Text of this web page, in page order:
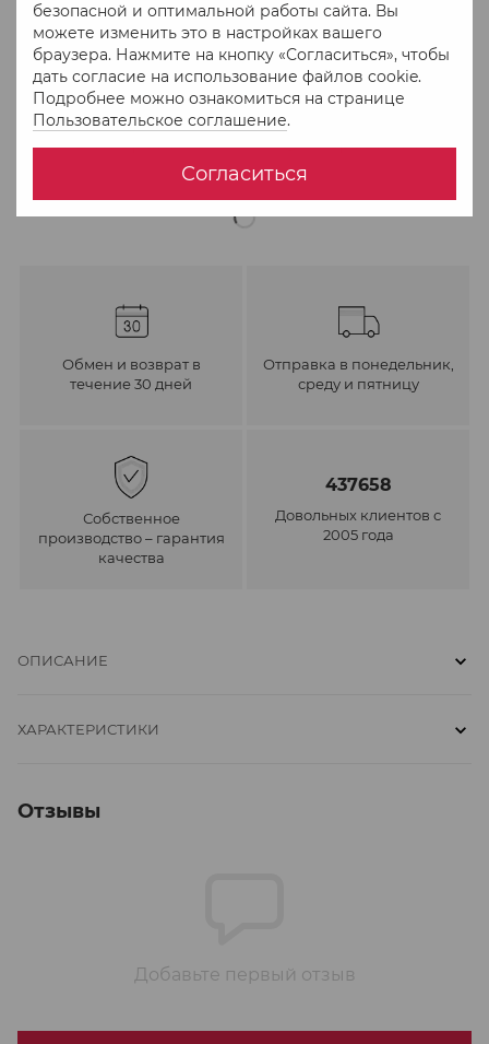
безопасной и оптимальной работы сайта. Вы
можете изменить это в настройках вашего
браузера. Нажмите на кнопку «Согласиться», чтобы
дать согласие на использование файлов cookie.
Подробнее можно ознакомиться на странице
Пользовательское соглашение.
Согласиться
Купить в 1 клік
В избранное К сравнению
Обмен и возврат в
течение 30 дней
Отправка в понедельник,
среду и пятницу
Собственное
производство – гарантия
качества
437658
Довольных клиентов с
2005 года
ОПИСАНИЕ
ХАРАКТЕРИСТИКИ
Отзывы
Добавьте первый отзыв